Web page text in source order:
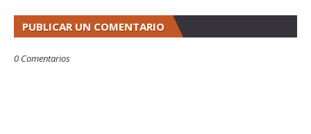
PUBLICAR UN COMENTARIO
0 Comentarios